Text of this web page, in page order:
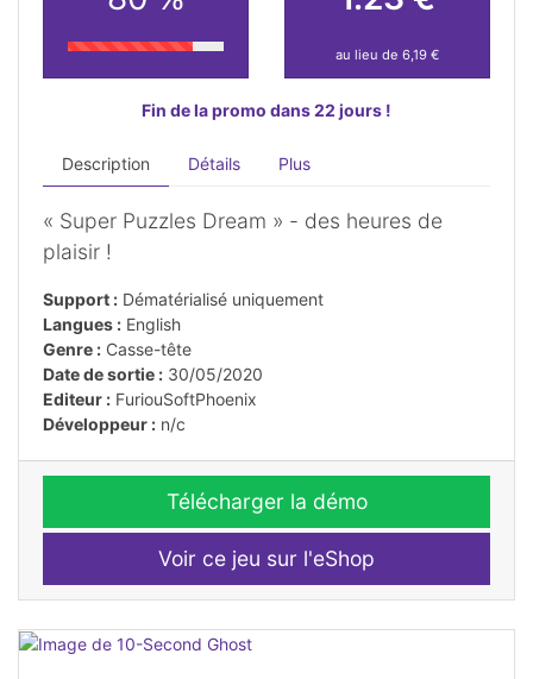
au lieu de 6,19 €
Fin de la promo dans 22 jours !
Description Détails Plus
« Super Puzzles Dream » - des heures de
plaisir !
Support : Dématérialisé uniquement
Langues : English
Genre : Casse-tête
Date de sortie : 30/05/2020
Editeur : FuriouSoftPhoenix
Développeur : n/c
Télécharger la démo
Voir ce jeu sur l'eShop